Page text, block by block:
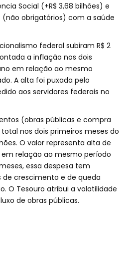
Social (+R$ 3,68 bilhões) e
(não obrigatórios) com a saúde
federal subiram R$ 2
a inflação nos dois
em relação ao mesmo
A alta foi puxada pelo
aos servidores federais no
(obras públicas e compra
nos dois primeiros meses do
O valor representa alta de
em relação ao mesmo período
essa despesa tem
crescimento e de queda
O Tesouro atribui a volatilidade
de obras públicas.